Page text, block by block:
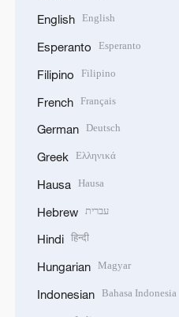
English English
Esperanto Esperanto
Filipino Filipino
French Français
German Deutsch
Greek Ελληνικά
Hausa Hausa
Hebrew עברית
Hindi हिन्दी
Hungarian Magyar
Indonesian Bahasa Indonesia